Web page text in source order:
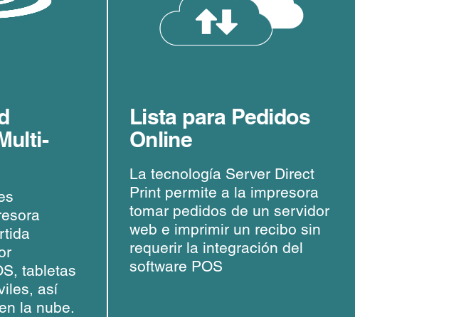
tabletas
así
la nube.
Lista para Pedidos
Online
La tecnología Server Direct
Print permite a la impresora
tomar pedidos de un servidor
web e imprimir un recibo sin
requerir la integración del
software POS